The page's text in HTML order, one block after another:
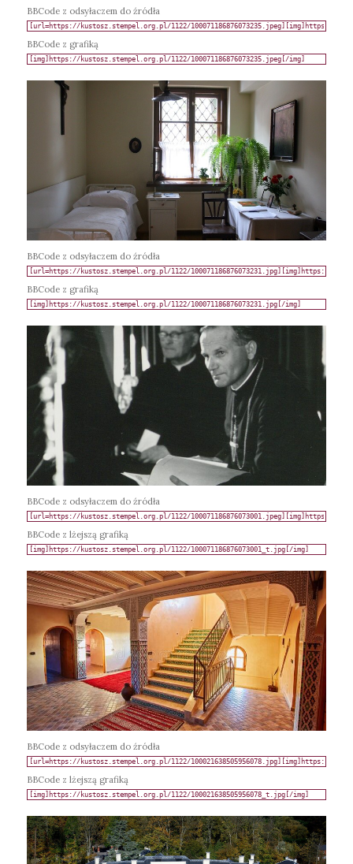
BBCode z odsyłaczem do źródła
BBCode z grafiką
BBCode z odsyłaczem do źródła
BBCode z grafiką
BBCode z odsyłaczem do źródła
BBCode z lżejszą grafiką
BBCode z odsyłaczem do źródła
BBCode z lżejszą grafiką